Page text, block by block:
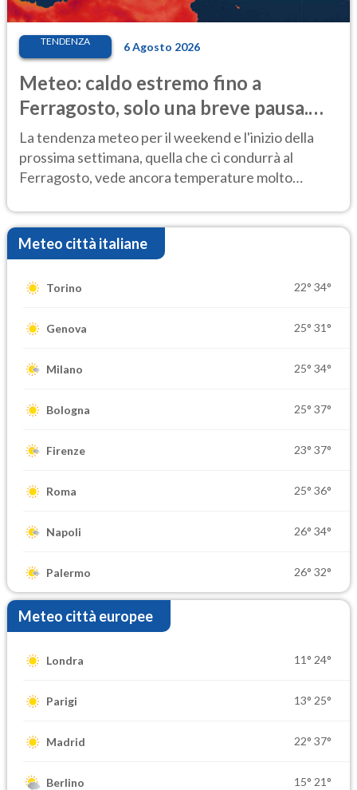
TENDENZA 6 Agosto 2026
Meteo: caldo estremo fino a
Ferragosto, solo una breve pausa.
Ecco dove
La tendenza meteo per il weekend e l'inizio della
prossima settimana, quella che ci condurrà al
Ferragosto, vede ancora temperature molto
Meteo città italiane
Torino 22° 34°
Genova 25° 31°
Milano 25° 34°
Bologna 25° 37°
Firenze 23° 37°
Roma 25° 36°
Napoli 26° 34°
Palermo 26° 32°
Meteo città europee
Londra 11° 24°
Parigi 13° 25°
Madrid 22° 37°
Berlino 15° 21°